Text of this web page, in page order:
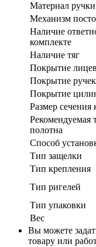
Материал ручки
Механизм
Наличие
комплекте
Наличие тяг
Покрытие
Покрытие ручек
Покрытие
Размер сечения
Рекомендуемая
полотна
Способ
Тип защелки
Тип крепления
Тип ригелей
Тип упаковки
Вес
Вы можете
товару или